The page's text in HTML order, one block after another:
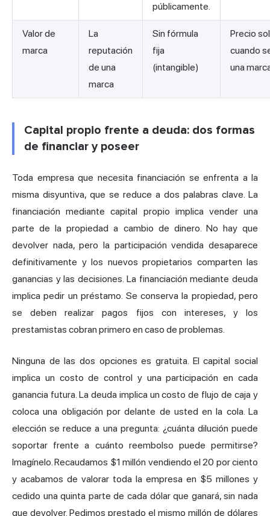
públicamente.
Valor de
marca
La
reputación
de una
marca
Sin fórmula
fija
(intangible)
Precio
cuando
una
Capital propio frente a deuda: dos formas
de financiar y poseer
Toda empresa que necesita financiación se enfrenta a la
misma disyuntiva, que se reduce a dos palabras clave. La
financiación mediante capital propio implica vender una
parte de la propiedad a cambio de dinero. No hay que
devolver nada, pero la participación vendida desaparece
definitivamente y los nuevos propietarios comparten las
ganancias y las decisiones. La financiación mediante deuda
implica pedir un préstamo. Se conserva la propiedad, pero
se deben realizar pagos fijos con intereses, y los
prestamistas cobran primero en caso de problemas.
Ninguna de las dos opciones es gratuita. El capital social
implica un costo de control y una participación en cada
ganancia futura. La deuda implica un costo de flujo de caja y
coloca una obligación por delante de usted en la cola. La
elección se reduce a una pregunta: ¿cuánta dilución puede
soportar frente a cuánto reembolso puede permitirse?
Imagínelo. Recaudamos $1 millón vendiendo el 20 por ciento
y acabamos de valorar toda la empresa en $5 millones y
cedido una quinta parte de cada dólar que ganará, sin nada
que devolver. Pedimos prestado el mismo millón de dólares